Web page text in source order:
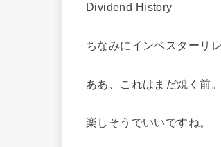
Dividend History
ちなみにインベスターリ
ああ、これはまだ焼く前
楽しそうでいいですね。